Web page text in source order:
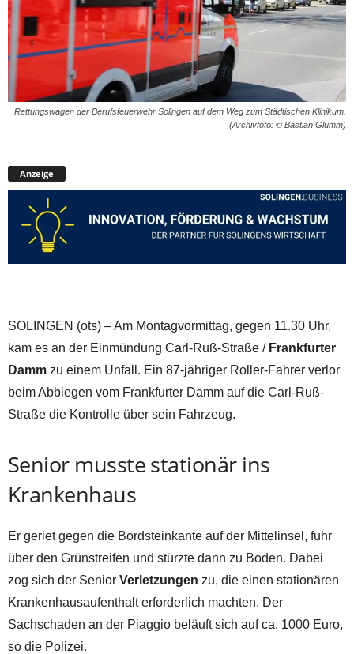
Rettungswagen der Berufsfeuerwehr Solingen auf dem Weg zum Städtischen Klinikum.
(Archivfoto: © Bastian Glumm)
Anzeige
SOLINGEN (ots) – Am Montagvormittag, gegen 11.30 Uhr,
kam es an der Einmündung Carl-Ruß-Straße / Frankfurter
Damm zu einem Unfall. Ein 87-jähriger Roller-Fahrer verlor
beim Abbiegen vom Frankfurter Damm auf die Carl-Ruß-
Straße die Kontrolle über sein Fahrzeug.
Senior musste stationär ins
Krankenhaus
Er geriet gegen die Bordsteinkante auf der Mittelinsel, fuhr
über den Grünstreifen und stürzte dann zu Boden. Dabei
zog sich der Senior Verletzungen zu, die einen stationären
Krankenhausaufenthalt erforderlich machten. Der
Sachschaden an der Piaggio beläuft sich auf ca. 1000 Euro,
so die Polizei.